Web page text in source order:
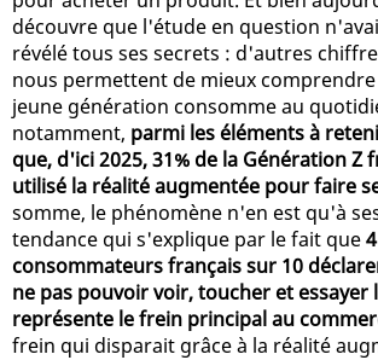
découvre que l'étude en question
révélé tous ses secrets : d'autres
nous permettent de mieux
jeune génération consomme au
notamment, parmi les éléments à
que, d'ici 2025, 31% de la Génération Z
utilisé la réalité augmentée pour faire
somme, le phénomène n'en est qu'à
tendance qui s'explique par le fait que
consommateurs français sur 10
ne pas pouvoir voir, toucher et essayer
représente le frein principal au
frein qui disparait grâce à la réalité